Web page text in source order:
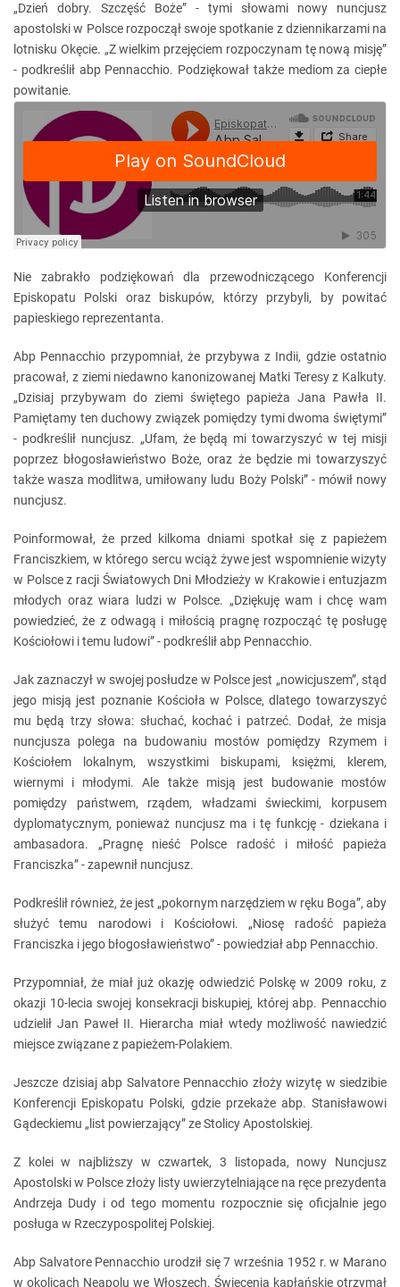
„Dzień dobry. Szczęść Boże” - tymi słowami nowy nuncjusz
apostolski w Polsce rozpoczął swoje spotkanie z dziennikarzami na
lotnisku Okęcie. „Z wielkim przejęciem rozpoczynam tę nową misję”
- podkreślił abp Pennacchio. Podziękował także mediom za ciepłe
powitanie.
Nie zabrakło podziękowań dla przewodniczącego Konferencji
Episkopatu Polski oraz biskupów, którzy przybyli, by powitać
papieskiego reprezentanta.
Abp Pennacchio przypomniał, że przybywa z Indii, gdzie ostatnio
pracował, z ziemi niedawno kanonizowanej Matki Teresy z Kalkuty.
„Dzisiaj przybywam do ziemi świętego papieża Jana Pawła II.
Pamiętamy ten duchowy związek pomiędzy tymi dwoma świętymi”
- podkreślił nuncjusz. „Ufam, że będą mi towarzyszyć w tej misji
poprzez błogosławieństwo Boże, oraz że będzie mi towarzyszyć
także wasza modlitwa, umiłowany ludu Boży Polski” - mówił nowy
nuncjusz.
Poinformował, że przed kilkoma dniami spotkał się z papieżem
Franciszkiem, w którego sercu wciąż żywe jest wspomnienie wizyty
w Polsce z racji Światowych Dni Młodzieży w Krakowie i entuzjazm
młodych oraz wiara ludzi w Polsce. „Dziękuję wam i chcę wam
powiedzieć, że z odwagą i miłością pragnę rozpocząć tę posługę
Kościołowi i temu ludowi” - podkreślił abp Pennacchio.
Jak zaznaczył w swojej posłudze w Polsce jest „nowicjuszem”, stąd
jego misją jest poznanie Kościoła w Polsce, dlatego towarzyszyć
mu będą trzy słowa: słuchać, kochać i patrzeć. Dodał, że misja
nuncjusza polega na budowaniu mostów pomiędzy Rzymem i
Kościołem lokalnym, wszystkimi biskupami, księżmi, klerem,
wiernymi i młodymi. Ale także misją jest budowanie mostów
pomiędzy państwem, rządem, władzami świeckimi, korpusem
dyplomatycznym, ponieważ nuncjusz ma i tę funkcję - dziekana i
ambasadora. „Pragnę nieść Polsce radość i miłość papieża
Franciszka” - zapewnił nuncjusz.
Podkreślił również, że jest „pokornym narzędziem w ręku Boga”, aby
służyć temu narodowi i Kościołowi. „Niosę radość papieża
Franciszka i jego błogosławieństwo” - powiedział abp Pennacchio.
Przypomniał, że miał już okazję odwiedzić Polskę w 2009 roku, z
okazji 10-lecia swojej konsekracji biskupiej, której abp. Pennacchio
udzielił Jan Paweł II. Hierarcha miał wtedy możliwość nawiedzić
miejsce związane z papieżem-Polakiem.
Jeszcze dzisiaj abp Salvatore Pennacchio złoży wizytę w siedzibie
Konferencji Episkopatu Polski, gdzie przekaże abp. Stanisławowi
Gądeckiemu „list powierzający” ze Stolicy Apostolskiej.
Z kolei w najbliższy w czwartek, 3 listopada, nowy Nuncjusz
Apostolski w Polsce złoży listy uwierzytelniające na ręce prezydenta
Andrzeja Dudy i od tego momentu rozpocznie się oficjalnie jego
posługa w Rzeczypospolitej Polskiej.
Abp Salvatore Pennacchio urodził się 7 września 1952 r. w Marano
w okolicach Neapolu we Włoszech. Święcenia kapłańskie otrzymał